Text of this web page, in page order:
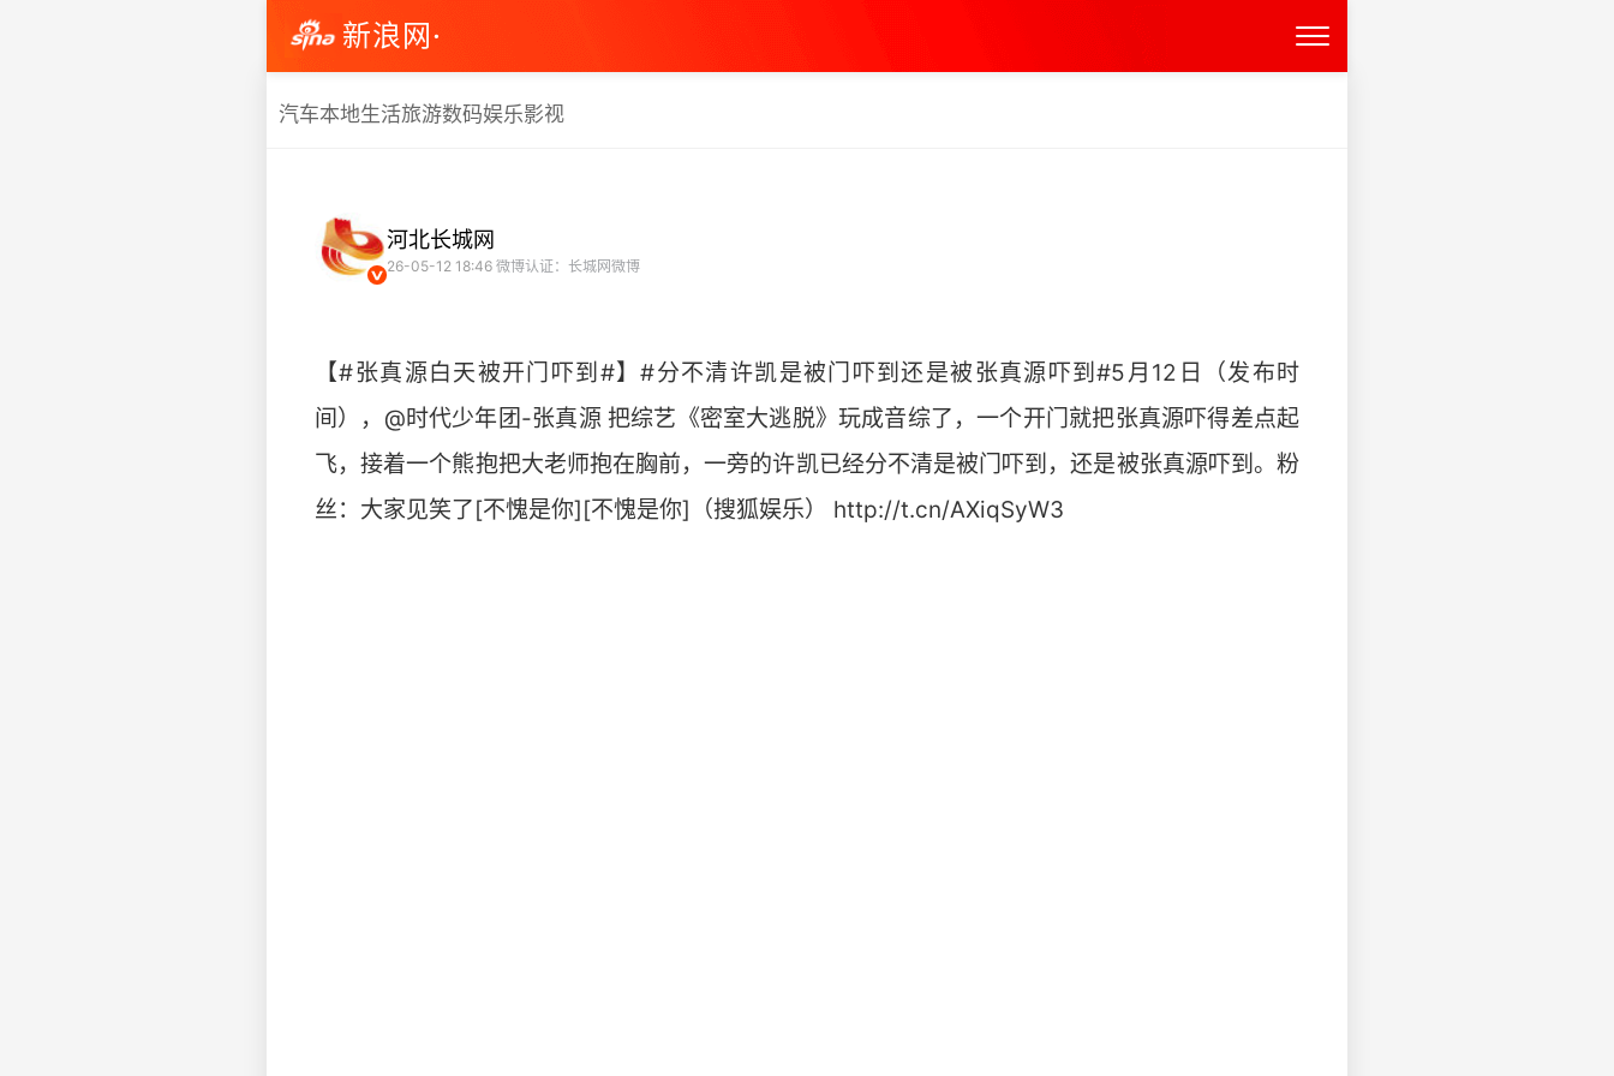
新浪网·
汽车本地生活旅游数码娱乐影视
河北长城网
26-05-12 18:46 微博认证：长城网微博
【#张真源白天被开门吓到#】#分不清许凯是被门吓到还是被张真源吓到#5月12日（发布时
间），@时代少年团-张真源 把综艺《密室大逃脱》玩成音综了，一个开门就把张真源吓得差点起
飞，接着一个熊抱把大老师抱在胸前，一旁的许凯已经分不清是被门吓到，还是被张真源吓到。粉
丝：大家见笑了[不愧是你][不愧是你]（搜狐娱乐） http://t.cn/AXiqSyW3